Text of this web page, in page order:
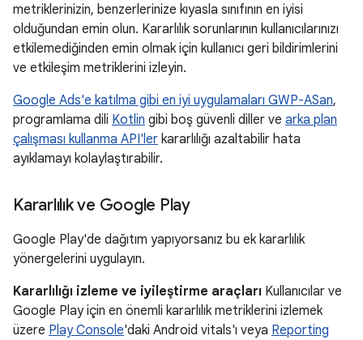
metriklerinizin, benzerlerinize kıyasla sınıfının en iyisi
olduğundan emin olun. Kararlılık sorunlarının kullanıcılarınızı
etkilemediğinden emin olmak için kullanıcı geri bildirimlerini
ve etkileşim metriklerini izleyin.
Google Ads'e katılma gibi en iyi uygulamaları GWP-ASan,
programlama dili Kotlin gibi boş güvenli diller ve arka plan
çalışması kullanma API'ler kararlılığı azaltabilir hata
ayıklamayı kolaylaştırabilir.
Kararlılık ve Google Play
Google Play'de dağıtım yapıyorsanız bu ek kararlılık
yönergelerini uygulayın.
Kararlılığı izleme ve iyileştirme araçları Kullanıcılar ve
Google Play için en önemli kararlılık metriklerini izlemek
üzere Play Console'daki Android vitals'ı veya Reporting